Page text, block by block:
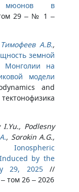
мюонов в
29 – № 1 –
Тимофеев А.В.,
земной
Монголии на
модели
and
Podlesny
, Sorokin A.G.,
Ionospheric
by the
29, 2025//
том 26 – 2026